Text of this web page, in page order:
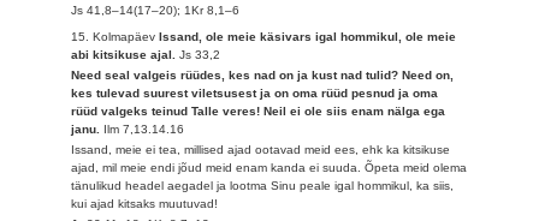
Js 41,8–14(17–20); 1Kr 8,1–6
15. KolmapäevIssand, ole meie käsivars igal hommikul, ole meie
abi kitsikuse ajal.Js 33,2
Need seal valgeis rüüdes, kes nad on ja kust nad tulid? Need on,
kes tulevad suurest viletsusest ja on oma rüüd pesnud ja oma
rüüd valgeks teinud Talle veres! Neil ei ole siis enam nälga ega
janu. Ilm 7,13.14.16
Issand, meie ei tea, millised ajad ootavad meid ees, ehk ka kitsikuse
ajad, mil meie endi jõud meid enam kanda ei suuda. Õpeta meid olema
tänulikud headel aegadel ja lootma Sinu peale igal hommikul, ka siis,
kui ajad kitsaks muutuvad!